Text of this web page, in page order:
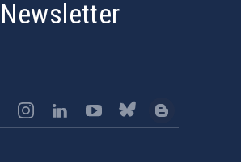
Newsletter